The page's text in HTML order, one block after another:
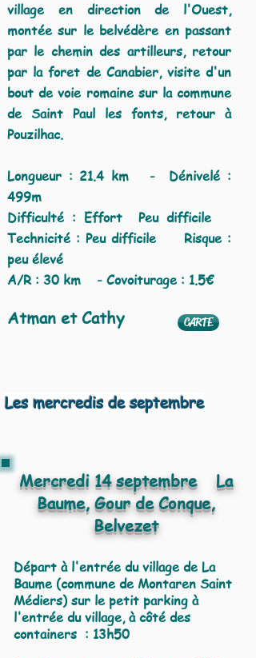
village en direction de l'Ouest,
montée sur le belvédère en passant
par le chemin des artilleurs, retour
par la foret de Canabier, visite d'un
bout de voie romaine sur la commune
de Saint Paul les fonts, retour à
Pouzilhac.
Longueur : 21.4 km - Dénivelé :
499m
Difficulté : Effort Peu difficile
Technicité : Peu difficile Risque :
peu élevé
A/R : 30 km - Covoiturage : 1.5€
Atman et Cathy CARTE
Les mercredis de septembre
Mercredi 14 septembre La
Baume, Gour de Conque,
Belvezet
Départ à l'entrée du village de La
Baume (commune de Montaren Saint
Médiers) sur le petit parking à
l'entrée du village, à côté des
containers : 13h50